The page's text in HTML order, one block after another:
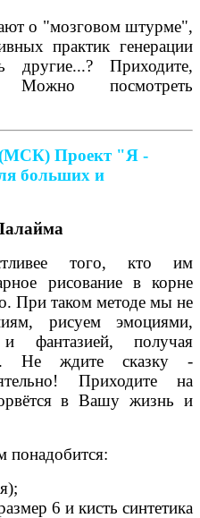
о "мозговом штурме",
практик генерации
Приходите,
Можно посмотреть
(МСК) Проект "Я -
больших и
того, кто им
рисование в корне
При таком методе мы не
рисуем эмоциями,
фантазией, получая
Не ждите сказку -
Приходите на
в Вашу жизнь и
понадобится:
6 и кисть синтетика